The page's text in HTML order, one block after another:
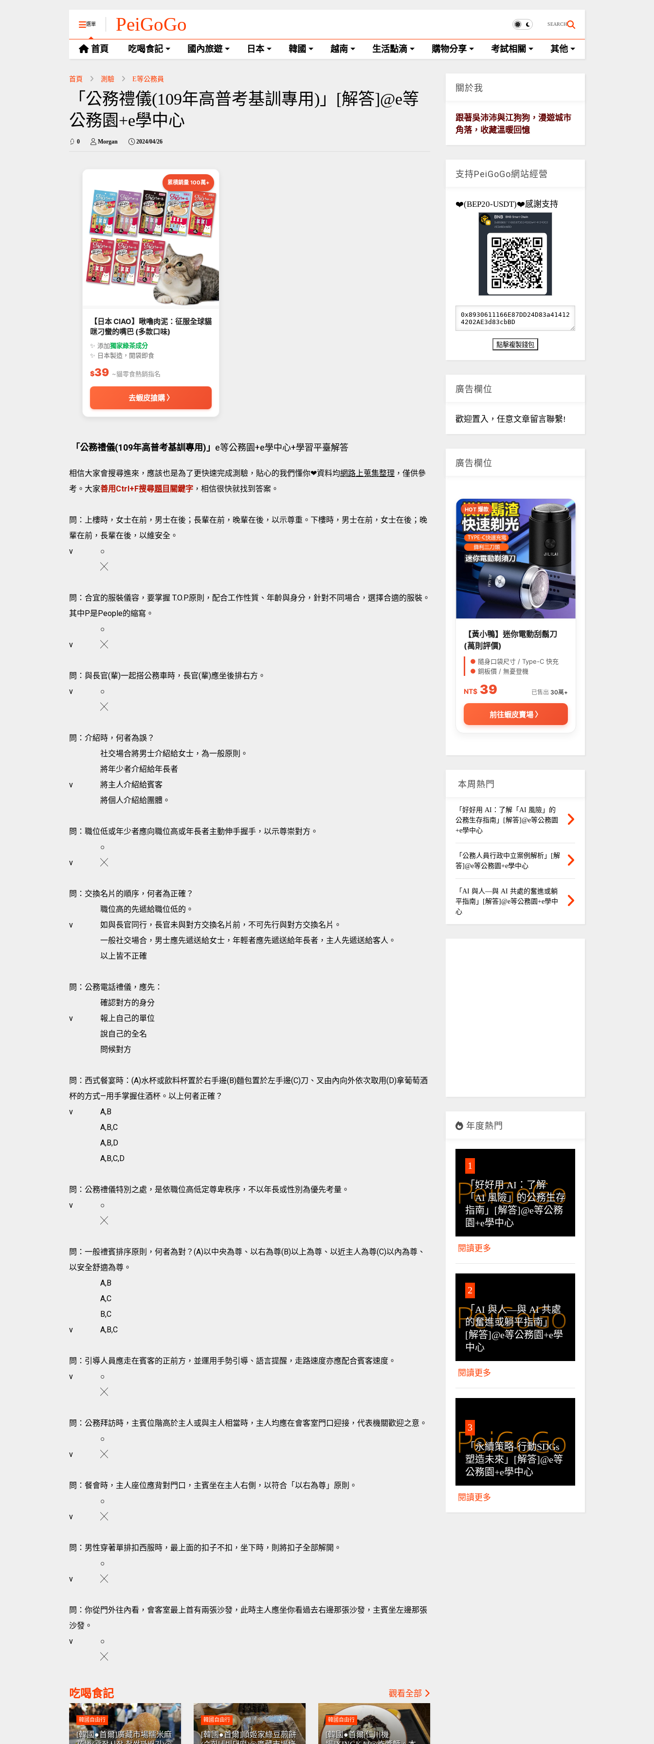
選單 PeiGoGo SEARCH
首頁 吃喝食記 國內旅遊 日本 韓國 越南 生活點滴 購物分享 考試相關 其他
首頁 測驗 E等公務員
「公務禮儀(109年高普考基訓專用)」[解答]@e等
公務園+e學中心
0 Morgan 2024/04/26
累積銷量 100萬+
【日本 CIAO】啾嚕肉泥：征服全球貓
咪刁蠻的嘴巴 (多款口味)
✨ 添加獨家綠茶成分
✨ 日本製造，開袋即食
$39 ~貓零食熱銷指名
去蝦皮搶購 〉
「公務禮儀(109年高普考基訓專用)」 e等公務園+e學中心+學習平臺解答
相信大家會搜尋進來，應該也是為了更快速完成測驗，貼心的我們懂你❤資料均網路上蒐集整理 ，僅供參
考。大家善用Ctrl+F搜尋題目 關鍵字 ，相信很快就找到答案。
問：上樓時，女士在前，男士在後；長輩在前，晚輩在後，以示尊重。下樓時，男士在前，女士在後；晚
輩在前，長輩在後，以維安全。
v
○
╳
問：合宜的服裝儀容，要掌握 T.O.P.原則，配合工作性質、年齡與身分，針對不同場合，選擇合適的服裝。
其中P是People的縮寫。
○
v
╳
問：與長官(輩)一起搭公務車時，長官(輩)應坐後排右方。
v
○
╳
問：介紹時，何者為誤？
社交場合將男士介紹給女士，為一般原則。
將年少者介紹給年長者
v
將主人介紹給賓客
將個人介紹給團體。
問：職位低或年少者應向職位高或年長者主動伸手握手，以示尊崇對方。
○
v
╳
問：交換名片的順序，何者為正確？
職位高的先遞給職位低的。
v
如與長官同行，長官未與對方交換名片前，不可先行與對方交換名片。
一般社交場合，男士應先遞送給女士，年輕者應先遞送給年長者，主人先遞送給客人。
以上皆不正確
問：公務電話禮儀，應先：
確認對方的身分
v
報上自己的單位
說自己的全名
問候對方
問：西式餐宴時：(A)水杯或飲料杯置於右手邊(B)麵包置於左手邊(C)刀、叉由內向外依次取用(D)拿葡萄酒
杯的方式—用手掌握住酒杯。以上何者正確？
v
A,B
A,B,C
A,B,D
A,B,C,D
問：公務禮儀特別之處，是依職位高低定尊卑秩序，不以年長或性別為優先考量。
v
○
╳
問：一般禮賓排序原則，何者為對？(A)以中央為尊、以右為尊(B)以上為尊、以近主人為尊(C)以內為尊、
以安全舒適為尊。
A,B
A,C
B,C
v
A,B,C
問：引導人員應走在賓客的正前方，並運用手勢引導、語言提醒，走路速度亦應配合賓客速度。
v
○
╳
問：公務拜訪時，主賓位階高於主人或與主人相當時，主人均應在會客室門口迎接，代表機關歡迎之意。
○
v
╳
問：餐會時，主人座位應背對門口，主賓坐在主人右側，以符合「以右為尊」原則。
○
v
╳
問：男性穿著單排扣西服時，最上面的扣子不扣，坐下時，則將扣子全部解開。
○
v
╳
問：你從門外往內看，會客室最上首有兩張沙發，此時主人應坐你看過去右邊那張沙發，主賓坐左邊那張
沙發。
v
○
╳
吃喝食記 觀看全部
韓國自由行
[韓國●首爾]廣藏市場糯米麻
韓國自由行
[韓國●首爾]順姬家綠豆煎餅
韓國自由行
[韓國●首爾|仁川機
關於我
跟著吳沛沛與江狗狗，漫遊城市
角落，收藏溫暖回憶
支持PeiGoGo網站經營
❤️(BEP20-USDT)❤️感謝支持
廣告欄位
歡迎置入，任意文章留言聯繫!
廣告欄位
HOT 爆款
【黃小鴨】迷你電動刮鬍刀
(萬則評價)
● 隨身口袋尺寸 / Type-C 快充
● 銅板價 / 無憂登機
NT$ 39 已售出 30萬+
前往蝦皮賣場 〉
本周熱門
「好好用 AI：了解「AI 風險」的
公務生存指南」[解答]@e等公務園
+e學中心
「公務人員行政中立案例解析」[解
答]@e等公務園+e學中心
「AI 與人—與 AI 共處的奮進或躺
平指南」[解答]@e等公務園+e學中
心
年度熱門
1
「好好用 AI：了解
「AI 風險」的公務生存
指南」[解答]@e等公務
園+e學中心
閱讀更多
2
「AI 與人—與 AI 共處
的奮進或躺平指南」
[解答]@e等公務園+e學
中心
閱讀更多
3
「永續策略-行動SDGs
塑造未來」[解答]@e等
公務園+e學中心
閱讀更多